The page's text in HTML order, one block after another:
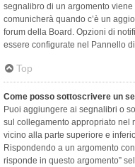
segnalibro di un argomento
comunicherà quando c’è un
forum della Board. Opzioni di
essere configurate nel Pannello
Top
Come posso sottoscrivere un
Puoi aggiungere ai segnalibri o
sul collegamento appropriato nel
vicino alla parte superiore e
Rispondendo a un argomento
risponde in questo argomento”